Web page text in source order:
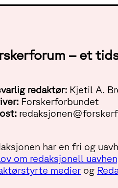
– et
redaktør:Kjetil A.
Forskerforbundet
har en fri og
om redaksjonell
medierog